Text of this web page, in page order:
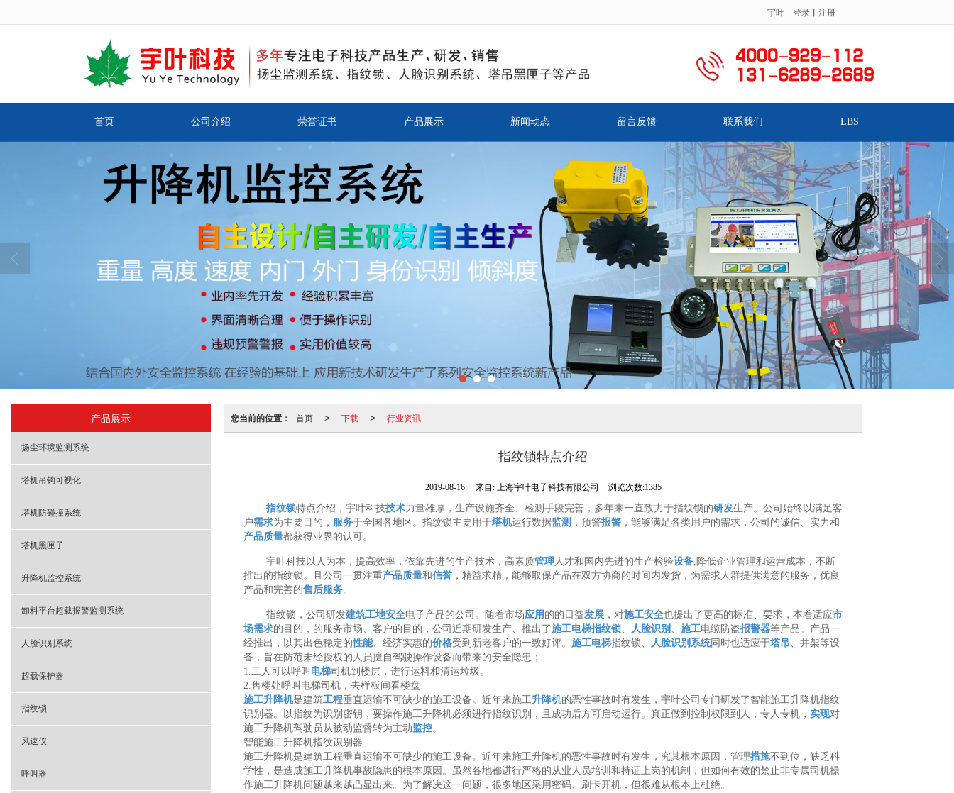
宇叶 登录 丨 注册
服务热线：
.
首页 公司介绍 荣誉证书 产品展示 新闻动态 留言反馈 联系我们 LBS
您当前的位置： 首页 > 下载 > 行业资讯
指纹锁特点介绍
2019-08-16 来自: 上海宇叶电子科技有限公司 浏览次数:1385
指纹锁特点介绍，宇叶科技技术力量雄厚，生产设施齐全、检测手段完善，多年来一直致力于指纹锁的研发生产。公司始终以满足客
户需求为主要目的， 服务于全国各地区。指纹锁主要用于塔机运行数据监测 ，预警报警 ，能够满足各类用户的需求，公司的诚信、实力和
产品质量都获得业界的认可。
宇叶科技以人为本，提高效率，依靠先进的生产技术，高素质管理人才和国内先进的生产检验设备,降低企业管理和运营成本，不断
推出的指纹锁。且公司一贯注重产品质量和信誉 ，精益求精，能够取保产品在双方协商的时间内发货，为需求人群提供满意的服务，优良
产品和完善的售后服务。
指纹锁，公司研发建筑工地安全电子产品的公司。随着市场应用 的的日益发展 ，对施工安全也提出了更高的标准、要求，本着适应市
场需求的目的，的服务市场、客户的目的，公司近期研发生产、推出了施工电梯指纹锁、 人脸识别 、 施工电缆防盗报警器等产品。产品一
经推出，以其出色稳定的性能、经济实惠的价格受到新老客户的一致好评。 施工电梯指纹锁、 人脸识别系统同时也适应于塔吊、井架等设
备，旨在防范未经授权的人员擅自驾驶操作设备而带来的安全隐患；
1.工人可以呼叫 电梯司机到楼层，进行运料和清运垃圾。
2.售楼处呼叫电梯司机，去样板间看楼盘
施工升降机是建筑工程垂直运输不可缺少的施工设备。近年来施工升降机的恶性事故时有发生，宇叶公司专门研发了智能施工升降机指纹
识别器。以指纹为识别密钥，要操作施工升降机必须进行指纹识别，且成功后方可启动运行。真正做到控制权限到人，专人专机， 实现对
施工升降机驾驶员从被动监督转为主动监控。
智能施工升降机指纹识别器
施工升降机是建筑工程垂直运输不可缺少的施工设备。近年来施工升降机的恶性事故时有发生，究其根本原因，管理措施不到位，缺乏科
学性，是造成施工升降机事故隐患的根本原因。虽然各地都进行严格的从业人员培训和持证上岗的机制，但如何有效的禁止非专属司机操
作施工升降机问题越来越凸显出来。为了解决这一问题，很多地区采用密码、刷卡开机，但很难从根本上杜绝。
产品展示
扬尘环境监测系统
塔机吊钩可视化
塔机防碰撞系统
塔机黑匣子
升降机监控系统
卸料平台超载报警监测系统
人脸识别系统
超载保护器
指纹锁
风速仪
呼叫器